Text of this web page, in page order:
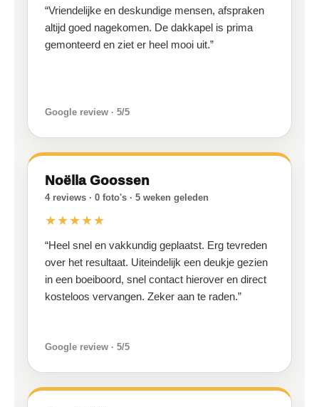
“Vriendelijke en deskundige mensen, afspraken
altijd goed nagekomen. De dakkapel is prima
gemonteerd en ziet er heel mooi uit.”
Google review · 5/5
Noëlla Goossen
4 reviews · 0 foto's · 5 weken geleden
★★★★★
“Heel snel en vakkundig geplaatst. Erg tevreden
over het resultaat. Uiteindelijk een deukje gezien
in een boeiboord, snel contact hierover en direct
kosteloos vervangen. Zeker aan te raden.”
Google review · 5/5